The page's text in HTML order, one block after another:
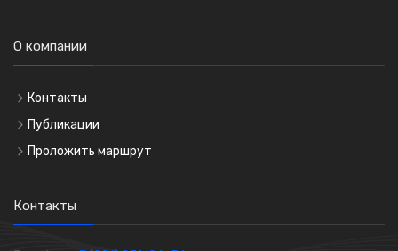
О компании
Контакты
Публикации
Проложить маршрут
Контакты